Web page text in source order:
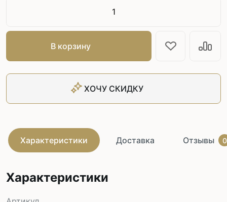
В корзину
ХОЧУ СКИДКУ
Характеристики Доставка Отзывы 0
Характеристики